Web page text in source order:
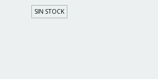
SIN STOCK